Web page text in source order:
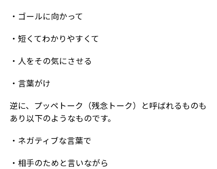
・ゴールに向かって
・短くてわかりやすくて
・人をその気にさせる
・言葉がけ
逆に、プッペトーク（残念トーク）と呼ばれるものも
あり以下のようなものです。
・ネガティブな言葉で
・相手のためと言いながら